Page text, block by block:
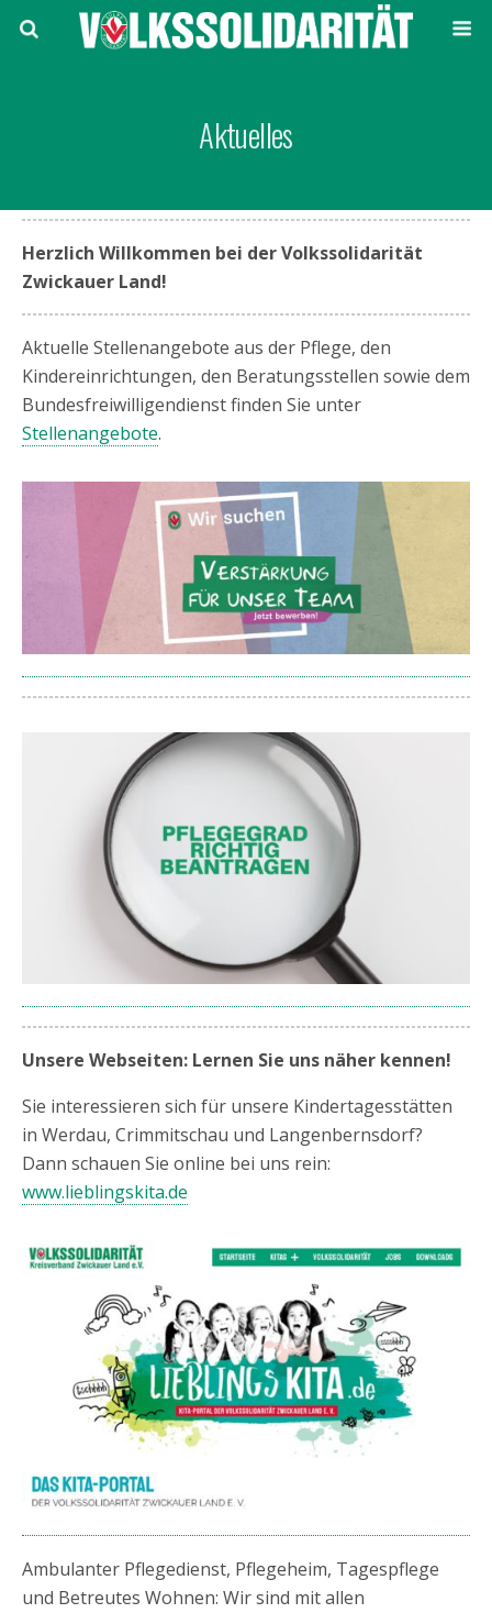
Aktuelles
Herzlich Willkommen bei der Volkssolidarität
Zwickauer Land!
Aktuelle Stellenangebote aus der Pflege, den
Kindereinrichtungen, den Beratungsstellen sowie dem
Bundesfreiwilligendienst finden Sie unter
Stellenangebote.
Unsere Webseiten: Lernen Sie uns näher kennen!
Sie interessieren sich für unsere Kindertagesstätten
in Werdau, Crimmitschau und Langenbernsdorf?
Dann schauen Sie online bei uns rein:
www.lieblingskita.de
Ambulanter Pflegedienst, Pflegeheim, Tagespflege
und Betreutes Wohnen: Wir sind mit allen